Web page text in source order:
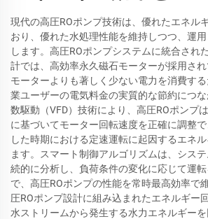
現代の高圧ROポンプ技術は、優れたエネル
おり、優れた水処理性能を維持しつつ、運
します。高圧ROポンプシステムに統合され
計では、高効率永久磁石モーターが採用さ
モーターよりも著しく少ない電力を消費す
業ユーザーの電気料金の実質的な節約につ
数駆動（VFD）技術により、高圧ROポンプ
に基づいてモーター回転速度を正確に調整
した時期における定速運転に起因するエネ
ます。スマート制御アルゴリズムは、シス
続的に分析し、負荷条件の変化に応じて運
で、高圧ROポンプの性能を常時最高効率で
圧ROポンプ設計に組み込まれたエネルギー
水ストリームから発生する水力エネルギー